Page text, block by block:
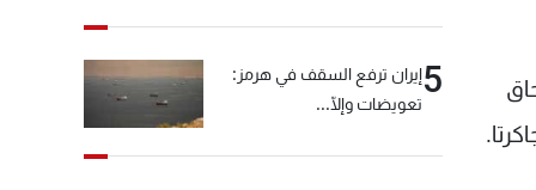
5إيران ترفع السقف في هرمز:
تعويضات وإلّا...